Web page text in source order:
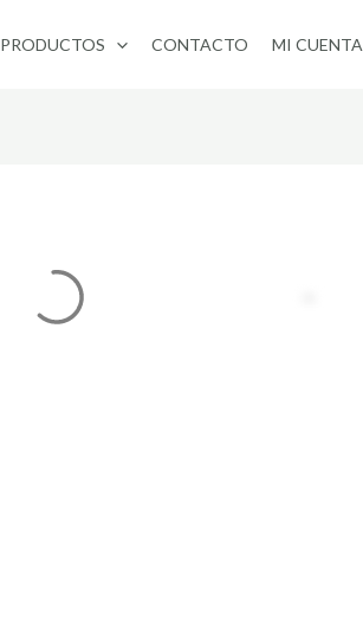
PRODUCTOS CONTACTO MI CUENTA